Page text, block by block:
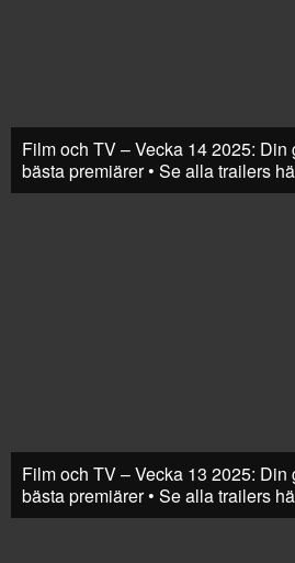
Film och TV – Vecka 14 2025:
bästa premiärer • Se alla trailers
Film och TV – Vecka 13 2025:
bästa premiärer • Se alla trailers